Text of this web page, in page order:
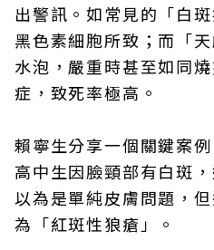
出警訊。如常見的「白
黑色素細胞所致；而「
水泡，嚴重時甚至如同
症，致死率極高。
賴寧生分享一個關鍵案
高中生因臉頸部有白斑
以為是單純皮膚問題，
為「紅斑性狼瘡」。